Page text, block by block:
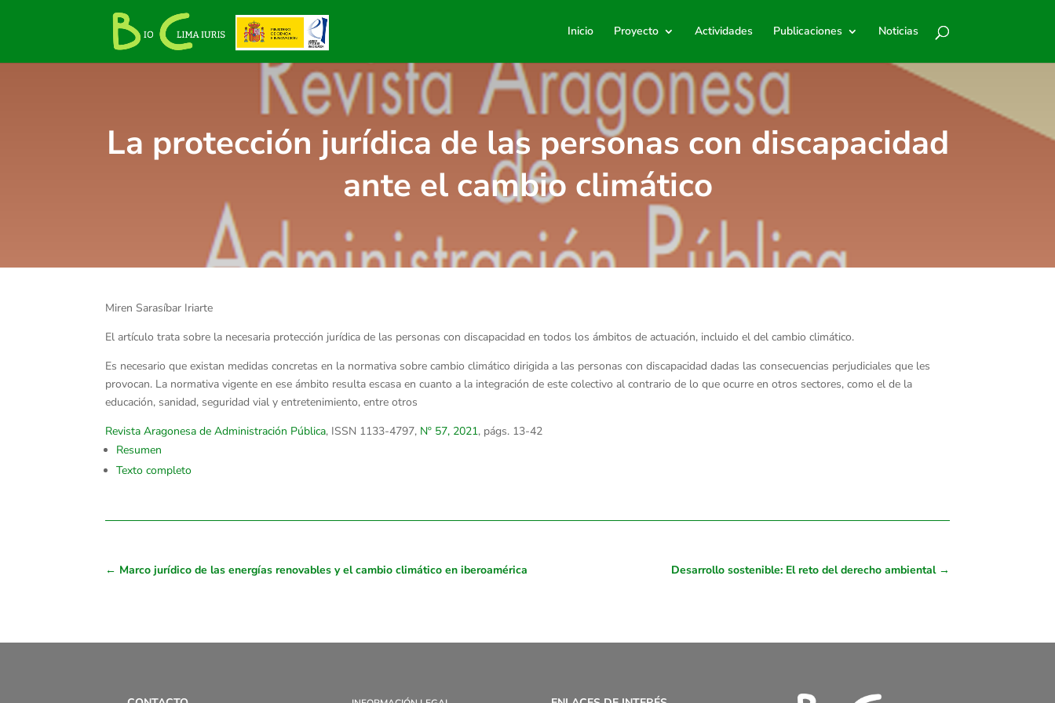
Inicio Proyecto Actividades Publicaciones Noticias
La protección jurídica de las personas con discapacidad
ante el cambio climático
Miren Sarasíbar Iriarte
El artículo trata sobre la necesaria protección jurídica de las personas con discapacidad en todos los ámbitos de actuación, incluido el del cambio climático.
Es necesario que existan medidas concretas en la normativa sobre cambio climático dirigida a las personas con discapacidad dadas las consecuencias perjudiciales que les
provocan. La normativa vigente en ese ámbito resulta escasa en cuanto a la integración de este colectivo al contrario de lo que ocurre en otros sectores, como el de la
educación, sanidad, seguridad vial y entretenimiento, entre otros
Revista Aragonesa de Administración Pública, ISSN 1133-4797, Nº 57, 2021, págs. 13-42
Resumen
Texto completo
← Marco jurídico de las energías renovables y el cambio climático en iberoamérica Desarrollo sostenible: El reto del derecho ambiental→